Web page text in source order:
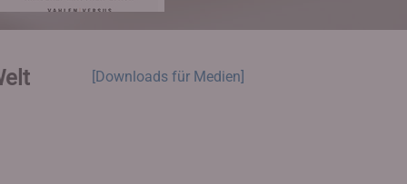
[Downloads für Medien]